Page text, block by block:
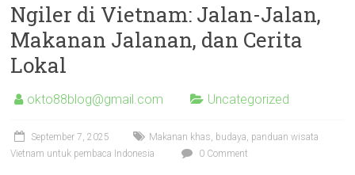
Ngiler di Vietnam: Jalan-Jalan,
Makanan Jalanan, dan Cerita
Lokal
okto88blog@gmail.com Uncategorized
September 7, 2025
Makanan khas, budaya, panduan wisata
Vietnam untuk pembaca Indonesia
0 Comment